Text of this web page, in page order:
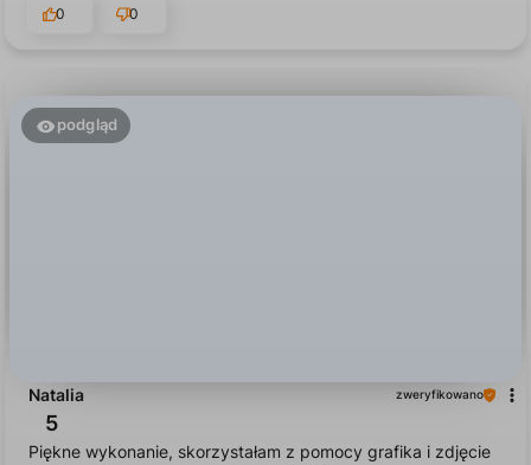
0
0
podgląd
Natalia zweryfikowano
5
Piękne wykonanie, skorzystałam z pomocy grafika i zdjęcie